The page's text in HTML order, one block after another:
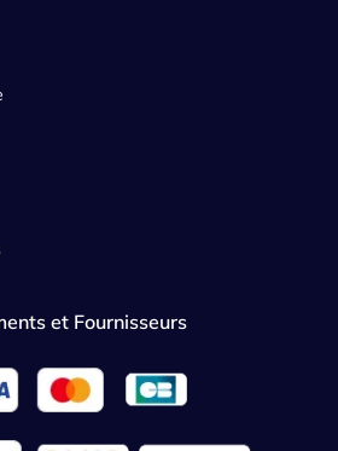
et Fournisseurs